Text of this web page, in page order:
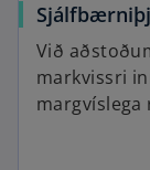
Við
markvissri